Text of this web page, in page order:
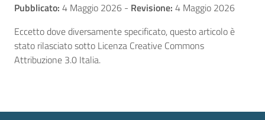
Pubblicato: 4 Maggio 2026 - Revisione: 4 Maggio 2026
Eccetto dove diversamente specificato, questo articolo è
stato rilasciato sotto Licenza Creative Commons
Attribuzione 3.0 Italia.